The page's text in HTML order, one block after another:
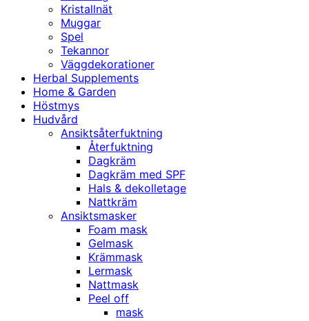
Kristallnät
Muggar
Spel
Tekannor
Väggdekorationer
Herbal Supplements
Home & Garden
Höstmys
Hudvård
Ansiktsåterfuktning
Återfuktning
Dagkräm
Dagkräm med SPF
Hals & dekolletage
Nattkräm
Ansiktsmasker
Foam mask
Gelmask
Krämmask
Lermask
Nattmask
Peel off
mask